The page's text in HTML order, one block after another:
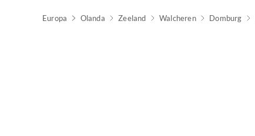
Europa Olanda Zeeland Walcheren Domburg